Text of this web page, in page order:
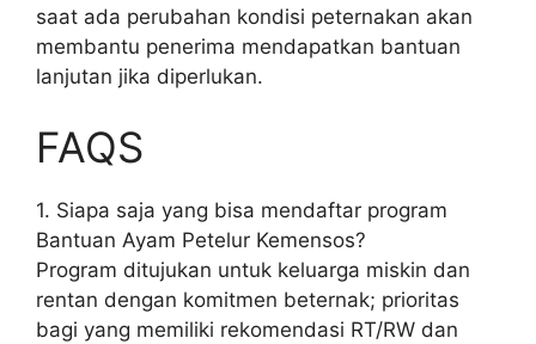
saat ada perubahan kondisi peternakan akan
membantu penerima mendapatkan bantuan
lanjutan jika diperlukan.
FAQS
1. Siapa saja yang bisa mendaftar program
Bantuan Ayam Petelur Kemensos?
Program ditujukan untuk keluarga miskin dan
rentan dengan komitmen beternak; prioritas
bagi yang memiliki rekomendasi RT/RW dan